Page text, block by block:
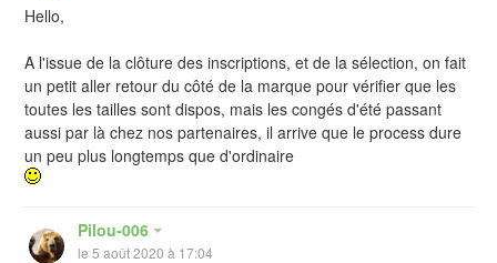
Hello,
A l'issue de la clôture des inscriptions, et de la sélection, on fait
un petit aller retour du côté de la marque pour vérifier que les
toutes les tailles sont dispos, mais les congés d'été passant
aussi par là chez nos partenaires, il arrive que le process dure
un peu plus longtemps que d'ordinaire
Pilou-006
le 5 août 2020 à 17:04